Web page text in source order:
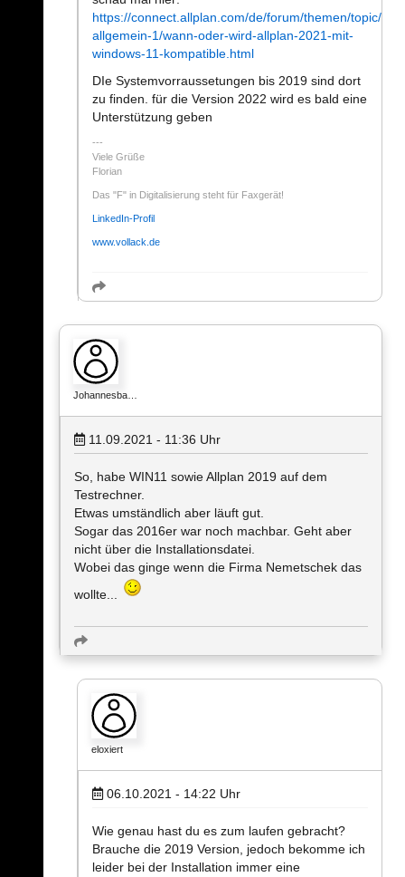
https://connect.allplan.com/de/forum/themen/topic/
allgemein-1/wann-oder-wird-allplan-2021-mit-
windows-11-kompatible.html
DIe Systemvorraussetungen bis 2019 sind dort
zu finden. für die Version 2022 wird es bald eine
Unterstützung geben
Viele Grüße
Florian
Das "F" in Digitalisierung steht für Faxgerät!
LinkedIn-Profil
www.vollack.de
Johannesba…
11.09.2021 - 11:36 Uhr
So, habe WIN11 sowie Allplan 2019 auf dem
Testrechner.
Etwas umständlich aber läuft gut.
Sogar das 2016er war noch machbar. Geht aber
nicht über die Installationsdatei.
Wobei das ginge wenn die Firma Nemetschek das
wollte...
eloxiert
06.10.2021 - 14:22 Uhr
Wie genau hast du es zum laufen gebracht?
Brauche die 2019 Version, jedoch bekomme ich
leider bei der Installation immer eine